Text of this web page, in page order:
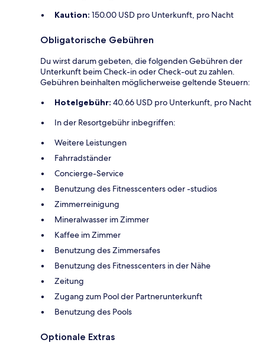
Kaution: 150.00 USD pro Unterkunft, pro Nacht
Obligatorische Gebühren
Du wirst darum gebeten, die folgenden Gebühren der
Unterkunft beim Check-in oder Check-out zu zahlen.
Gebühren beinhalten möglicherweise geltende Steuern:
Hotelgebühr: 40.66 USD pro Unterkunft, pro Nacht
In der Resortgebühr inbegriffen:
Weitere Leistungen
Fahrradständer
Concierge-Service
Benutzung des Fitnesscenters oder -studios
Zimmerreinigung
Mineralwasser im Zimmer
Kaffee im Zimmer
Benutzung des Zimmersafes
Benutzung des Fitnesscenters in der Nähe
Zeitung
Zugang zum Pool der Partnerunterkunft
Benutzung des Pools
Optionale Extras